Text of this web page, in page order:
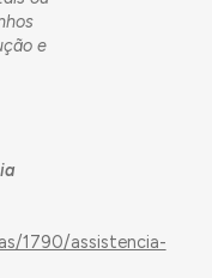
e
1790/assistencia-